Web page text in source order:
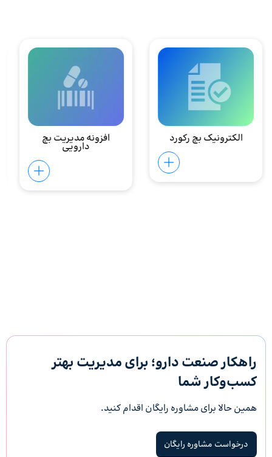
مدیریت مواد موثره
دارویی
مدیریت مناقصات و
قرارداد‌‌ها
راهکار صنعت دارو؛ برای مدیریت بهتر
کسب‌وکار شما
همین حالا برای مشاوره رایگان اقدام کنید.
درخواست مشاوره رایگان